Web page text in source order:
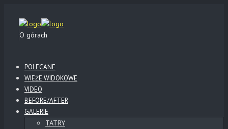
O górach
POLECANE
WIEŻE WIDOKOWE
VIDEO
BEFORE/AFTER
GALERIE
TATRY